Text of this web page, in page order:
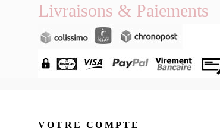
Livraisons & Paiements
VOTRE COMPTE